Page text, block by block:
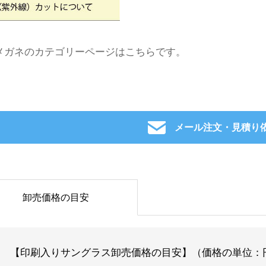
ガネのカテゴリーページはこちらです。
メール注文・見積り
卸売価格の目安
【印刷入りサングラス卸売価格の目安】（価格の単位：